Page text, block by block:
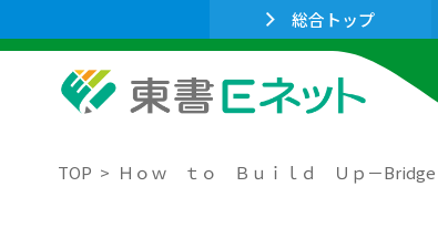
総合トップ
TOP Ｈｏｗ ｔｏ Ｂｕｉｌｄ Ｕｐ－Bridge